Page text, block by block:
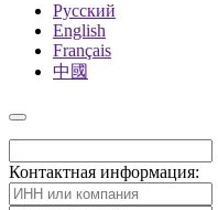
Русский
English
Français
中國
Контактная информация: